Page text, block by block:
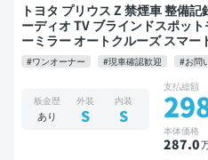
トヨタ プリウス Z 禁煙車 整備記録簿あり ディスプレイオ
ーディオ TV ブラインドスポッ
ーミラー オートクルーズ スマー
ア バックモニター 全方位カメラ
軽減
#ワンオーナー #現車確認歓迎 #お問
板金歴
あり
外装
S
内装
S
支払総額
本体価格
287.0